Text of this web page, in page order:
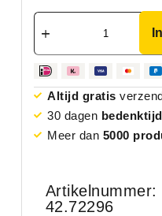
Altijd gratis
30 dagen bedenktijd
Meer dan 5000
Artikelnummer:
42.72296